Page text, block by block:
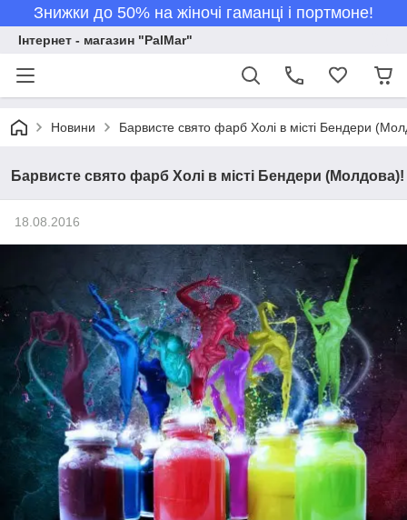
Знижки до 50% на жіночі гаманці і портмоне!
Інтернет - магазин "PalMar"
Новини Барвисте свято фарб Холі в місті Бендери
Барвисте свято фарб Холі в місті Бендери (Молдова)!
18.08.2016